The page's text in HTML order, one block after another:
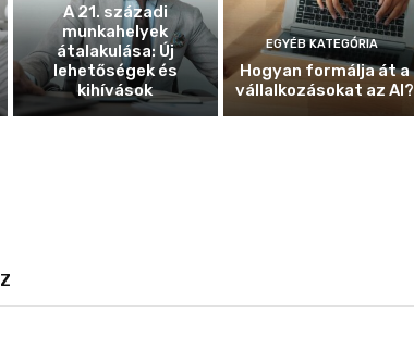
A 21. századi
munkahelyek
átalakulása: Új
lehetőségek és
kihívások
EGYÉB KATEGÓRIA
Hogyan formálja át a
vállalkozásokat az AI?